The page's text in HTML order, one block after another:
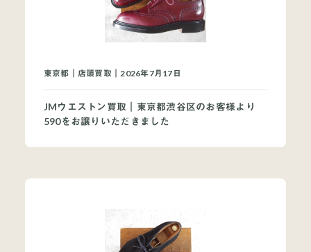
東京都｜店頭買取｜2026年7月17日
JMウエストン買取｜東京都渋谷区のお客様より
590をお譲りいただきました